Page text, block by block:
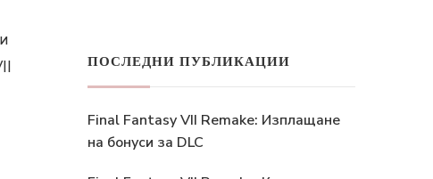
ПОСЛЕДНИ ПУБЛИКАЦИИ
Final Fantasy VII Remake: Изплащане
на бонуси за DLC